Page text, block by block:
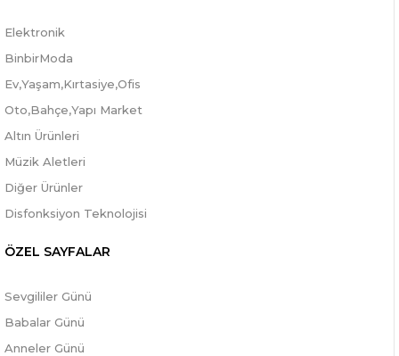
Elektronik
BinbirModa
Ev,Yaşam,Kırtasiye,Ofis
Oto,Bahçe,Yapı Market
Altın Ürünleri
Müzik Aletleri
Diğer Ürünler
Disfonksiyon Teknolojisi
ÖZEL SAYFALAR
Sevgililer Günü
Babalar Günü
Anneler Günü